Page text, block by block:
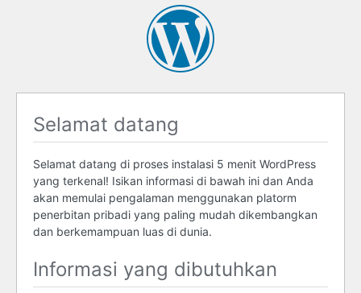
Selamat datang
Selamat datang di proses instalasi 5 menit WordPress
yang terkenal! Isikan informasi di bawah ini dan Anda
akan memulai pengalaman menggunakan platorm
penerbitan pribadi yang paling mudah dikembangkan
dan berkemampuan luas di dunia.
Informasi yang dibutuhkan